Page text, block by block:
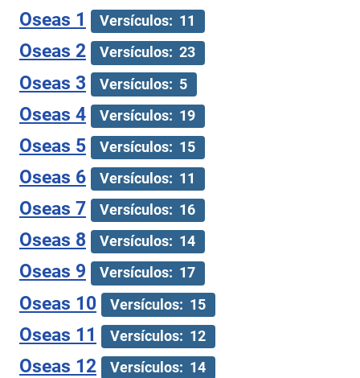
Oseas 1 Versículos: 11
Oseas 2 Versículos: 23
Oseas 3 Versículos: 5
Oseas 4 Versículos: 19
Oseas 5 Versículos: 15
Oseas 6 Versículos: 11
Oseas 7 Versículos: 16
Oseas 8 Versículos: 14
Oseas 9 Versículos: 17
Oseas 10 Versículos: 15
Oseas 11 Versículos: 12
Oseas 12 Versículos: 14